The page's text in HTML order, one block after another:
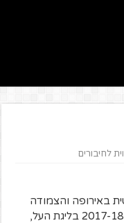
לחיבורים
באירופה והצמודה
בעולם, הגענו לישורת האחרונה של עונת 2017-18 בליגת העל,